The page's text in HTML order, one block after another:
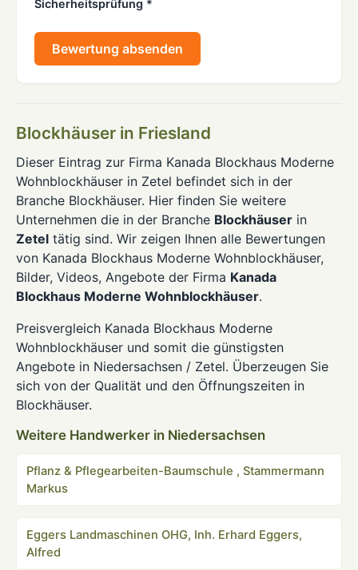
Sicherheitsprüfung *
Bewertung absenden
Blockhäuser in Friesland
Dieser Eintrag zur Firma Kanada Blockhaus Moderne
Wohnblockhäuser in Zetel befindet sich in der
Branche Blockhäuser. Hier finden Sie weitere
Unternehmen die in der Branche Blockhäuser in
Zetel tätig sind. Wir zeigen Ihnen alle Bewertungen
von Kanada Blockhaus Moderne Wohnblockhäuser,
Bilder, Videos, Angebote der Firma Kanada
Blockhaus Moderne Wohnblockhäuser.
Preisvergleich Kanada Blockhaus Moderne
Wohnblockhäuser und somit die günstigsten
Angebote in Niedersachsen / Zetel. Überzeugen Sie
sich von der Qualität und den Öffnungszeiten in
Blockhäuser.
Weitere Handwerker in Niedersachsen
Pflanz & Pflegearbeiten-Baumschule , Stammermann
Markus
Eggers Landmaschinen OHG, Inh. Erhard Eggers,
Alfred